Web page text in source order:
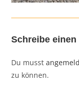
Schreibe
Du musst
zu können.